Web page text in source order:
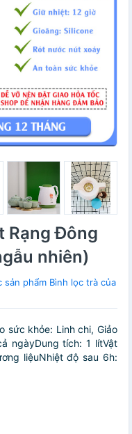
Rạng Đông
nhiên)
sản phẩm Bình lọc trà của
sức khỏe: Linh chi, Giảo
ngàyDung tích: 1 lítVật
liệuNhiệt độ sau 6h: